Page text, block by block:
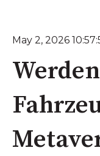
May 2, 2026
Werden